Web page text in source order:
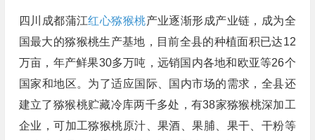
四川成都蒲江红心猕猴桃产业逐渐形成产业链，成为全
国最大的猕猴桃生产基地，目前全县的种植面积已达12
万亩，年产鲜果30多万吨，远销国内各地和欧亚等26个
国家和地区。为了适应国际、国内市场的需求，全县还
建立了猕猴桃贮藏冷库两千多处，有38家猕猴桃深加工
企业，可加工猕猴桃原汁、果酒、果脯、果干、干粉等